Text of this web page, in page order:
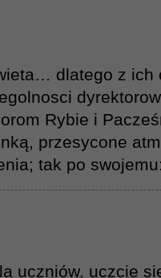
dlatego z ich
Rybie i
przesycone
tak po
uczniów, uczcie